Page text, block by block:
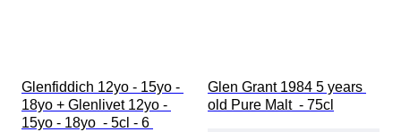
Glenfiddich 12yo - 15yo -
18yo + Glenlivet 12yo -
15yo - 18yo  - 5cl - 6
Glen Grant 1984 5 years
old Pure Malt  - 75cl